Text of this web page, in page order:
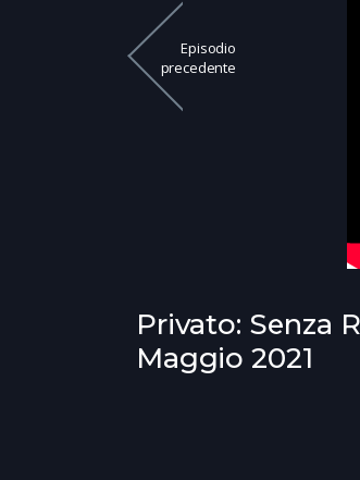
Episodio
precedente
Privato: Senza
Maggio 2021